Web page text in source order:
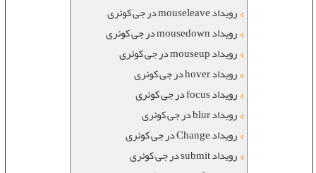
رویداد mouseleave در جی کوئری
رویداد mousedown در جی کوئری
رویداد mouseup در جی کوئری
رویداد hover در جی کوئری
رویداد focus در جی کوئری
رویداد blur در جی کوئری
رویداد Change در جی کوئری
رویداد submit در جی کوئری